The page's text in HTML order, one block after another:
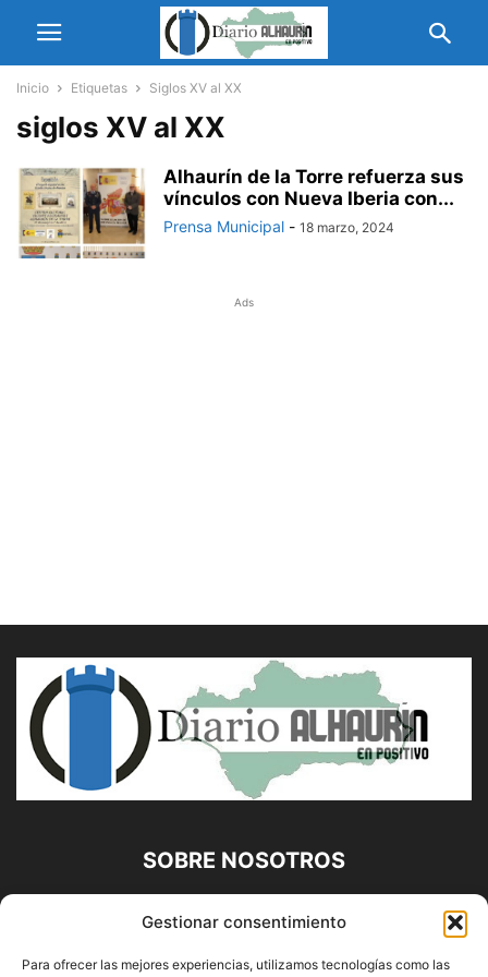
Gestionar consentimiento
Para ofrecer las mejores experiencias, utilizamos tecnologías como las
Inicio Etiquetas Siglos XV al XX
siglos XV al XX
Alhaurín de la Torre refuerza sus
vínculos con Nueva Iberia con...
Prensa Municipal - 18 marzo, 2024
Ads
SOBRE NOSOTROS
Diario Alhaurín (www.alhaurindelatorre.com) Propiedad de
Francisco E. López López | 639 95 71 95 | Noticias de
Alhaurín de la Torre, Málaga y Provincia|